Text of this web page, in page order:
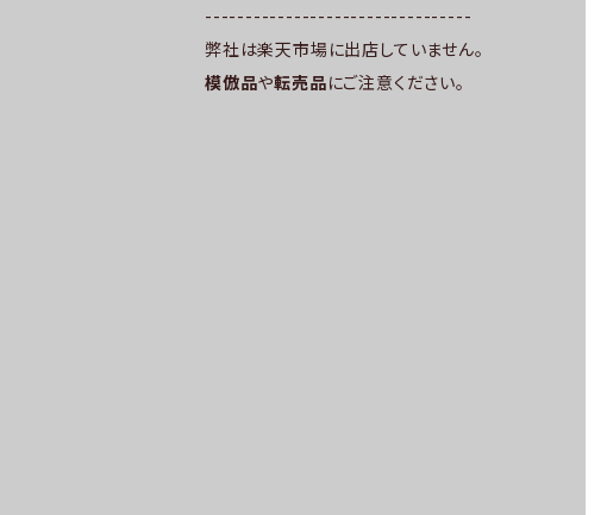
---------------------------------
弊社は楽天市場に出店していません。
模倣品や転売品にご注意ください。